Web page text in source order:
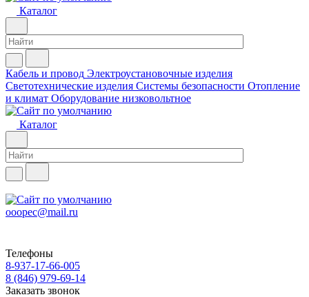
Каталог
Кабель и провод Электроустановочные изделия
Светотехнические изделия Системы безопасности Отопление
и климат Оборудование низковольтное
Каталог
ooopec@mail.ru
Телефоны
8-937-17-66-005
8 (846) 979-69-14
Заказать звонок